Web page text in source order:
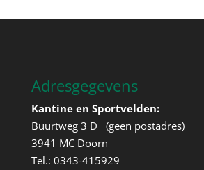
Adresgegevens
Kantine en Sportvelden:
Buurtweg 3 D (geen postadres)
3941 MC Doorn
Tel.: 0343-415929